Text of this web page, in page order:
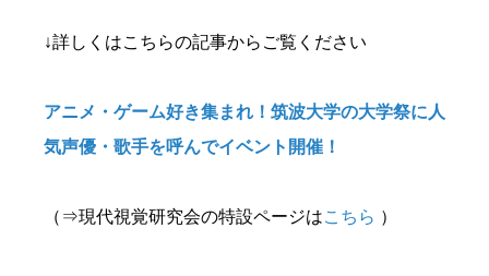
↓詳しくはこちらの記事からご覧ください
アニメ・ゲーム好き集まれ！筑波大学の大学祭に人
気声優・歌手を呼んでイベント開催！
（⇒現代視覚研究会の特設ページはこちら ）